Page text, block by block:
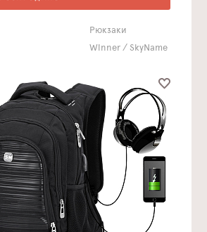
Рюкзаки
Winner / SkyName